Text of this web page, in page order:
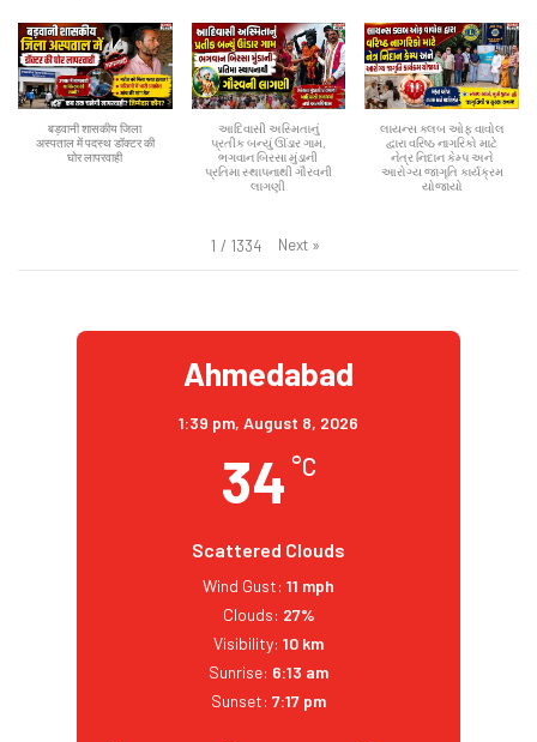
बड़वानी शासकीय जिला
अस्पताल में पदस्थ डॉक्टर की
घोर लापरवाही
આદિવાસી અસ્મિતાનું
પ્રતીક બન્યું ઊંડાર ગામ,
ભગવાન બિરસા મુંડાની
પ્રતિમા સ્થાપનાથી ગૌરવની
લાગણી
લાયન્સ ક્લબ ઓફ વાવોલ
દ્વારા વરિષ્ઠ નાગરિકો માટે
નેત્ર નિદાન કેમ્પ અને
આરોગ્ય જાગૃતિ કાર્યક્રમ
યોજાયો
1 / 1334 Next »
Ahmedabad
1:39 pm, August 8, 2026
34 °C
Scattered Clouds
Wind Gust: 11 mph
Clouds: 27%
Visibility: 10 km
Sunrise: 6:13 am
Sunset: 7:17 pm